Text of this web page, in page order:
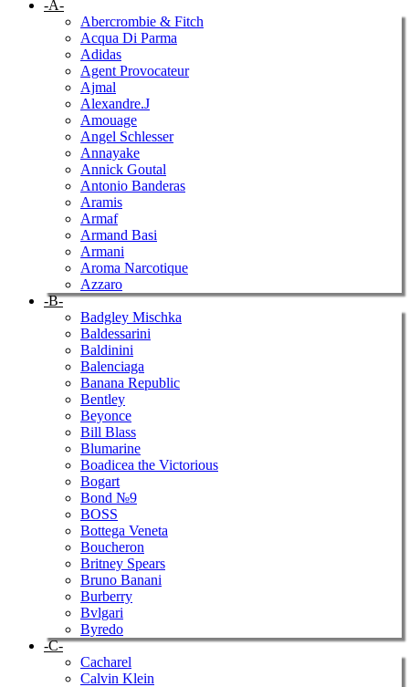
-A-
Abercrombie & Fitch
Acqua Di Parma
Adidas
Agent Provocateur
Ajmal
Alexandre.J
Amouage
Angel Schlesser
Annayake
Annick Goutal
Antonio Banderas
Aramis
Armaf
Armand Basi
Armani
Aroma Narcotique
Azzaro
-B-
Badgley Mischka
Baldessarini
Baldinini
Balenciaga
Banana Republic
Bentley
Beyonce
Bill Blass
Blumarine
Boadicea the Victorious
Bogart
Bond №9
BOSS
Bottega Veneta
Boucheron
Britney Spears
Bruno Banani
Burberry
Bvlgari
Byredo
-C-
Cacharel
Calvin Klein